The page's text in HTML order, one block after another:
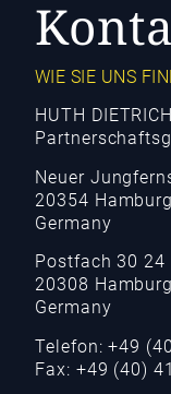
WIE SIE UNS
HUTH
Neuer
20354 Hamburg
Germany
Postfach 30 24
20308 Hamburg
Germany
Telefon: +49
Fax: +49 (40)